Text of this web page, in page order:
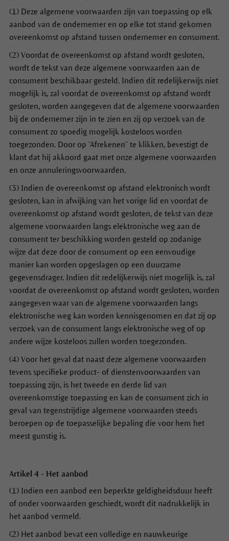
(1) Deze algemene voorwaarden zijn van toepassing op elk
aanbod van de ondernemer en op elke tot stand gekomen
overeenkomst op afstand tussen ondernemer en consument.
(2) Voordat de overeenkomst op afstand wordt gesloten,
wordt de tekst van deze algemene voorwaarden aan de
consument beschikbaar gesteld. Indien dit redelijkerwijs niet
mogelijk is, zal voordat de overeenkomst op afstand wordt
gesloten, worden aangegeven dat de algemene voorwaarden
bij de ondernemer zijn in te zien en zij op verzoek van de
consument zo spoedig mogelijk kosteloos worden
toegezonden. Door op “Afrekenen” te klikken, bevestigt de
klant dat hij akkoord gaat met onze algemene voorwaarden
en onze annuleringsvoorwaarden.
(3) Indien de overeenkomst op afstand elektronisch wordt
gesloten, kan in afwijking van het vorige lid en voordat de
overeenkomst op afstand wordt gesloten, de tekst van deze
algemene voorwaarden langs elektronische weg aan de
consument ter beschikking worden gesteld op zodanige
wijze dat deze door de consument op een eenvoudige
manier kan worden opgeslagen op een duurzame
gegevensdrager. Indien dit redelijkerwijs niet mogelijk is, zal
voordat de overeenkomst op afstand wordt gesloten, worden
aangegeven waar van de algemene voorwaarden langs
elektronische weg kan worden kennisgenomen en dat zij op
verzoek van de consument langs elektronische weg of op
andere wijze kosteloos zullen worden toegezonden.
(4) Voor het geval dat naast deze algemene voorwaarden
tevens specifieke product- of dienstenvoorwaarden van
toepassing zijn, is het tweede en derde lid van
overeenkomstige toepassing en kan de consument zich in
geval van tegenstrijdige algemene voorwaarden steeds
beroepen op de toepasselijke bepaling die voor hem het
meest gunstig is.
Artikel 4 - Het aanbod
(1) Indien een aanbod een beperkte geldigheidsduur heeft
of onder voorwaarden geschiedt, wordt dit nadrukkelijk in
het aanbod vermeld.
(2) Het aanbod bevat een volledige en nauwkeurige